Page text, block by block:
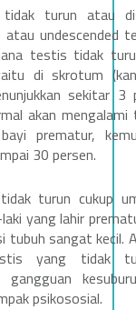
turun atau
atau undescended
testis tidak
di skrotum
sekitar 3
akan
prematur,
30 persen.
turun cukup
yang lahir
tubuh sangat kecil.
yang tidak
gangguan
psikososial.